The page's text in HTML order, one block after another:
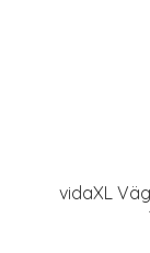
vidaXL